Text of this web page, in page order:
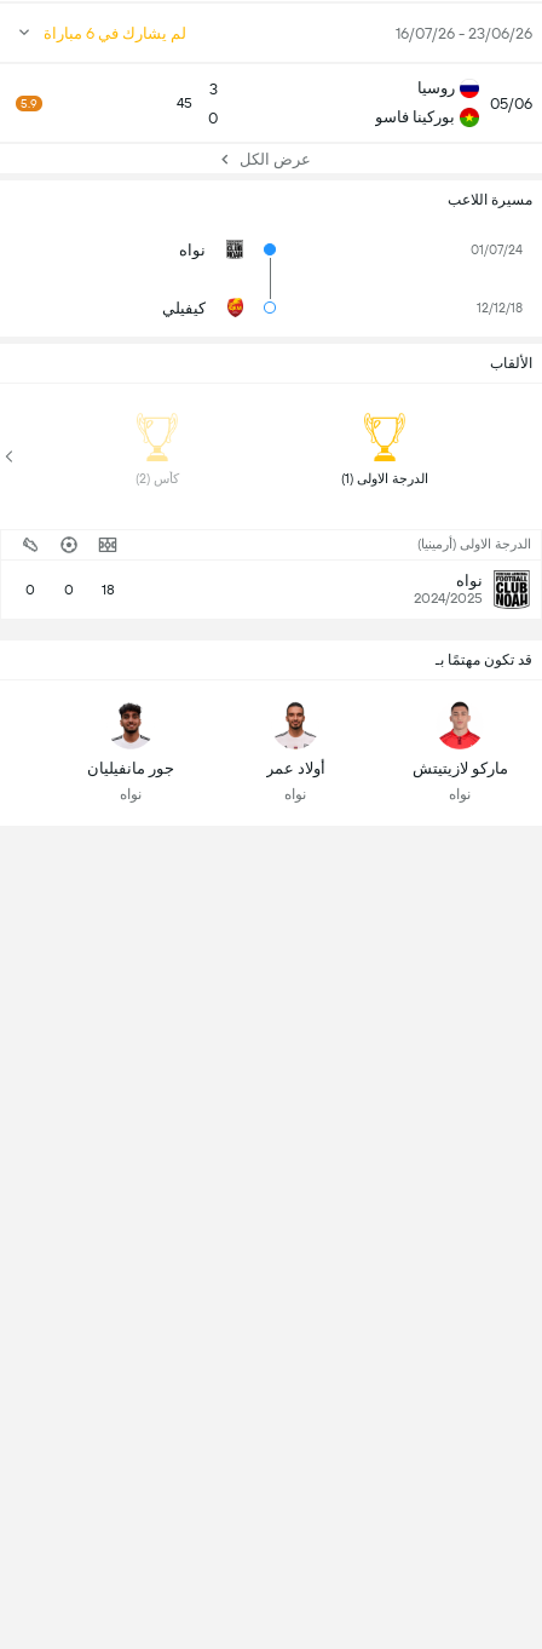
23/06/26 - 16/07/26 لم يشارك في 6 مباراة
05/06
روسيا
بوركينا فاسو
3
0
45
5.9
عرض الكل
مسيرة اللاعب
01/07/24 نواه
12/12/18 كيفيلي
الألقاب
الدرجة الاولى (1) كأس (2)
الدرجة الاولى (أرمينيا)
نواه
2024/2025
18
0
0
قد تكون مهتمًا بـ
ماركو لازيتيتش
نواه
أولاد عمر
نواه
جور مانفيليان
نواه